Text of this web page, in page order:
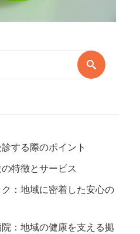
する際のポイント
特徴とサービス
：地域に密着した安心の
：地域の健康を支える拠